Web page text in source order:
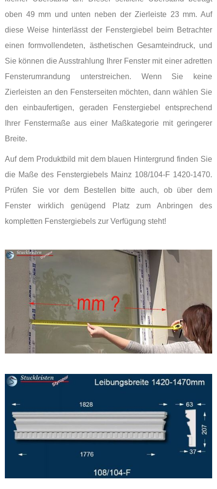
oben 49 mm und unten neben der Zierleiste 23 mm. Auf
diese Weise hinterlässt der Fenstergiebel beim Betrachter
einen formvollendeten, ästhetischen Gesamteindruck, und
Sie können die Ausstrahlung Ihrer Fenster mit einer adretten
Fensterumrandung unterstreichen. Wenn Sie keine
Zierleisten an den Fensterseiten möchten, dann wählen Sie
den einbaufertigen, geraden Fenstergiebel entsprechend
Ihrer Fenstermaße aus einer Maßkategorie mit geringerer
Breite.
Auf dem Produktbild mit dem blauen Hintergrund finden Sie
die Maße des Fenstergiebels Mainz 108/104-F 1420-1470.
Prüfen Sie vor dem Bestellen bitte auch, ob über dem
Fenster wirklich genügend Platz zum Anbringen des
kompletten Fenstergiebels zur Verfügung steht!